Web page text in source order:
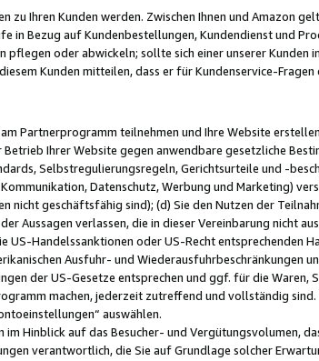
zu Ihren Kunden werden. Zwischen Ihnen und Amazon
in Bezug auf Kundenbestellungen, Kundendienst und
oder abwickeln; sollte sich einer unserer Kunden
Kunden mitteilen, dass er für Kundenservice-
Partnerprogramm teilnehmen und Ihre Website
Ihrer Website gegen anwendbare gesetzliche
Selbstregulierungsregeln, Gerichtsurteile und -
Datenschutz, Werbung und Marketing)
nicht geschäftsfähig sind); (d) Sie den Nutzen der
Aussagen verlassen, die in dieser Vereinbarung nicht
Handelssanktionen oder US-Recht entsprechenden
Ausfuhr- und Wiederausfuhrbeschränkungen
der US-Gesetze entsprechen und ggf. für die Waren,
machen, jederzeit zutreffend und vollständig
auswählen.
Hinblick auf das Besucher- und Vergütungsvolumen,
verantwortlich, die Sie auf Grundlage solcher